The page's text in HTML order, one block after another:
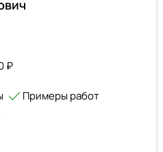
₽
Примеры работ